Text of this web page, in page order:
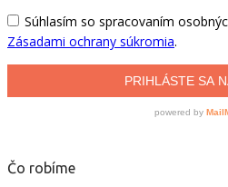
Čo robíme